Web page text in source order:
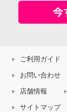
ご利用ガイド
お問い合わせ
店舗情報
サイトマップ